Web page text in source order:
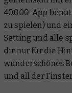
40.000-App
zu spielen) und
Setting und alle
dir nur für die
wunderschönes
und all der